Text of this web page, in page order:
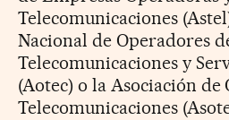
Telecomunicaciones
Nacional de Operadores
Telecomunicaciones y
(Aotec) o la Asociación de
Telecomunicaciones